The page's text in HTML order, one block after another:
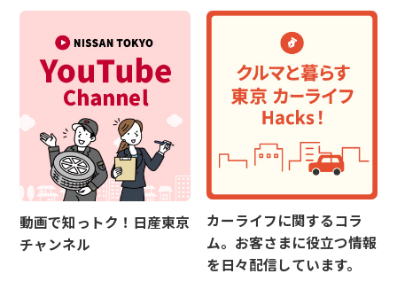
動画で知っトク！日産東京
チャンネル
カーライフに関するコラ
ム。お客さまに役立つ情報
を日々配信しています。